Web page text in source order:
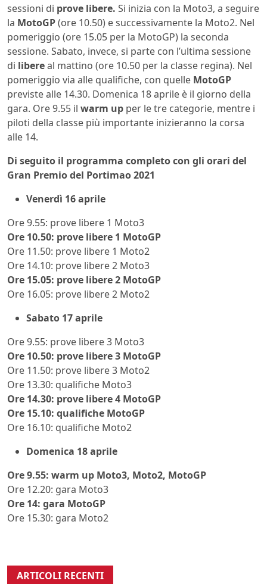
sessioni di prove libere. Si inizia con la Moto3, a seguire
la MotoGP(ore 10.50) e successivamente la Moto2. Nel
pomeriggio (ore 15.05 per la MotoGP) la seconda
sessione. Sabato, invece, si parte con l’ultima sessione
di libereal mattino (ore 10.50 per la classe regina). Nel
pomeriggio via alle qualifiche, con quelle MotoGP
previste alle 14.30. Domenica 18 aprile è il giorno della
gara. Ore 9.55 il warm up per le tre categorie, mentre i
piloti della classe più importante inizieranno la corsa
alle 14.
Di seguito il programma completo con gli orari del
Gran Premio del Portimao 2021
Venerdì 16 aprile
Ore 9.55: prove libere 1 Moto3
Ore 10.50: prove libere 1 MotoGP
Ore 11.50: prove libere 1 Moto2
Ore 14.10: prove libere 2 Moto3
Ore 15.05: prove libere 2 MotoGP
Ore 16.05: prove libere 2 Moto2
Sabato 17 aprile
Ore 9.55: prove libere 3 Moto3
Ore 10.50: prove libere 3 MotoGP
Ore 11.50: prove libere 3 Moto2
Ore 13.30: qualifiche Moto3
Ore 14.30: prove libere 4 MotoGP
Ore 15.10: qualifiche MotoGP
Ore 16.10: qualifiche Moto2
Domenica 18 aprile
Ore 9.55: warm up Moto3, Moto2, MotoGP
Ore 12.20: gara Moto3
Ore 14: gara MotoGP
Ore 15.30: gara Moto2
ARTICOLI RECENTI